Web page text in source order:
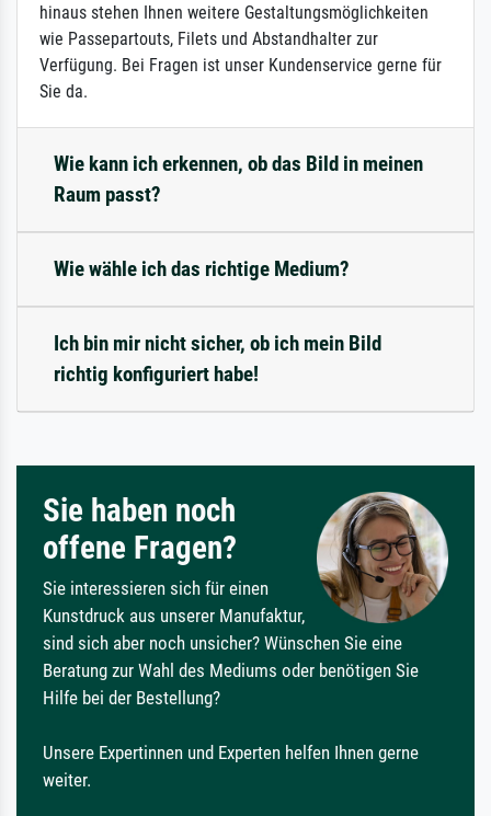
hinaus stehen Ihnen weitere Gestaltungsmöglichkeiten
wie Passepartouts, Filets und Abstandhalter zur
Verfügung. Bei Fragen ist unser Kundenservice gerne für
Sie da.
Wie kann ich erkennen, ob das Bild in meinen
Raum passt?
Wie wähle ich das richtige Medium?
Ich bin mir nicht sicher, ob ich mein Bild
richtig konfiguriert habe!
Sie haben noch
offene Fragen?
Sie interessieren sich für einen
Kunstdruck aus unserer Manufaktur,
sind sich aber noch unsicher? Wünschen Sie eine
Beratung zur Wahl des Mediums oder benötigen Sie
Hilfe bei der Bestellung?
Unsere Expertinnen und Experten helfen Ihnen gerne
weiter.